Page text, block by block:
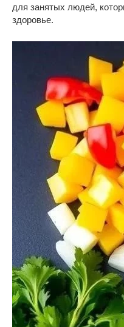
для занятых людей,
здоровье.